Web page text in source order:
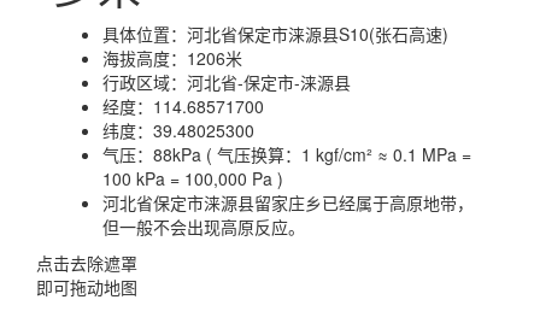
具体位置： 河北省保定市涞源县S10(张石高速)
海拔高度： 1206米
行政区域： 河北省-保定市-涞源县
经度： 114.68571700
纬度： 39.48025300
气压： 88kPa ( 气压换算：1 kgf/cm² ≈ 0.1 MPa =
100 kPa = 100,000 Pa )
河北省保定市涞源县留家庄乡已经属于高原地带，
但一般不会出现高原反应。
点击去除遮罩
即可拖动地图